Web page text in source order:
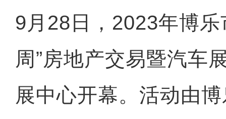
9月28日，2023年博乐
周”房地产交易暨汽车
展中心开幕。活动由